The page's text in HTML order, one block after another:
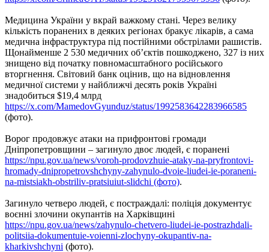
Медицина України у вкрай важкому стані. Через велику
кількість поранених в деяких регіонах бракує лікарів, а сама
медична інфраструктура під постійними обстрілами рашистів.
Щонайменше 2 530 медичних об’єктів пошкоджено, 327 із них
знищено від початку повномасштабного російського
вторгнення. Світовий банк оцінив, що на відновлення
медичної системи у найближчі десять років Україні
знадобиться $19,4 млрд
https://x.com/MamedovGyunduz/status/1992583642283966585
(фото).
Ворог продовжує атаки на прифронтові громади
Дніпропетровщини – загинуло двоє людей, є поранені
https://npu.gov.ua/news/voroh-prodovzhuie-ataky-na-pryfrontovi-
hromady-dnipropetrovshchyny-zahynulo-dvoie-liudei-ie-poraneni-
na-mistsiakh-obstriliv-pratsiuiut-slidchi (фото).
Загинуло четверо людей, є постраждалі: поліція документує
воєнні злочини окупантів на Харківщині
https://npu.gov.ua/news/zahynulo-chetvero-liudei-ie-postrazhdali-
politsiia-dokumentuie-voienni-zlochyny-okupantiv-na-
kharkivshchyni (фото).